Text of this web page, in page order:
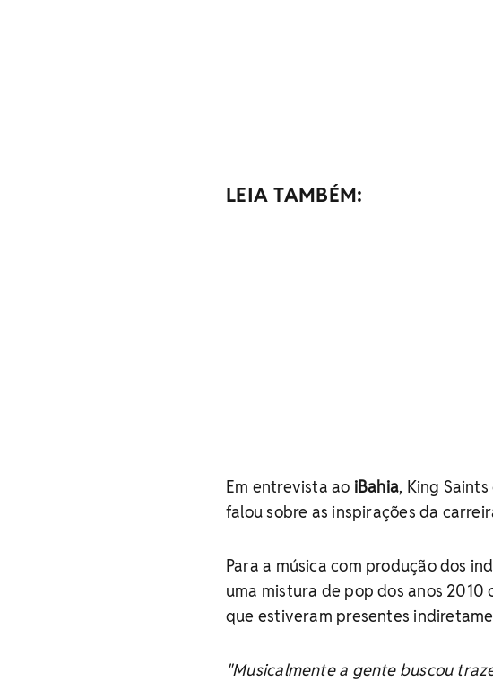
LEIA TAMBÉM:
Em entrevista ao iBahia, King
falou sobre as inspirações da
Para a música com produção dos
uma mistura de pop dos anos 2010
que estiveram presentes
"Musicalmente a gente buscou